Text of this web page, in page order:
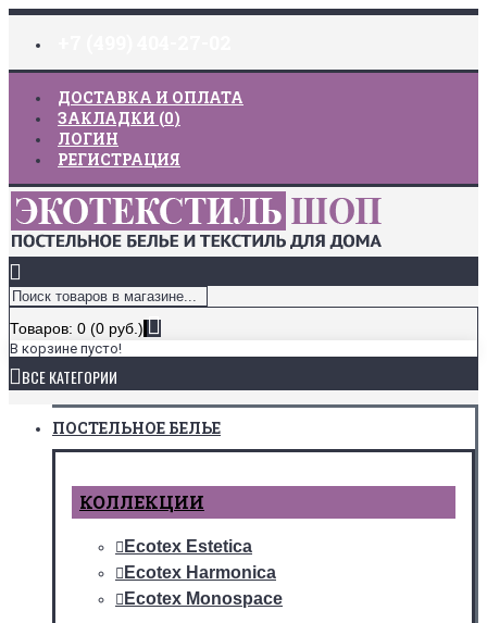
ДОСТАВКА И ОПЛАТА
ЗАКЛАДКИ (0)
ЛОГИН
РЕГИСТРАЦИЯ
Товаров: 0 (0 руб.)
В корзине пусто!
ВСЕ КАТЕГОРИИ
ПОСТЕЛЬНОЕ БЕЛЬЕ
КОЛЛЕКЦИИ
Ecotex Estetica
Ecotex Harmonica
Ecotex Monospace